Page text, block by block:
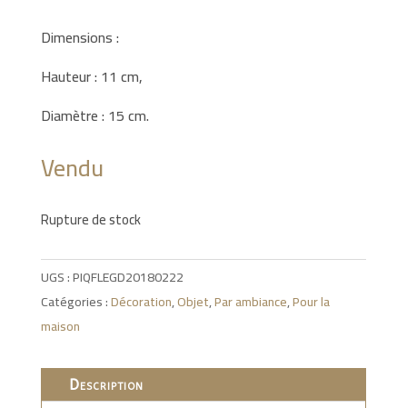
Dimensions :
Hauteur : 11 cm,
Diamètre : 15 cm.
Vendu
Rupture de stock
UGS :PIQFLEGD20180222
Catégories :Décoration,Objet,Par ambiance,Pour la
maison
Description